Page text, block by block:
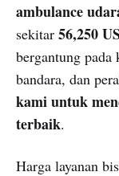
ambulance
sekitar 56,250
bergantung
bandara, dan
kami untuk
terbaik.
Harga layanan